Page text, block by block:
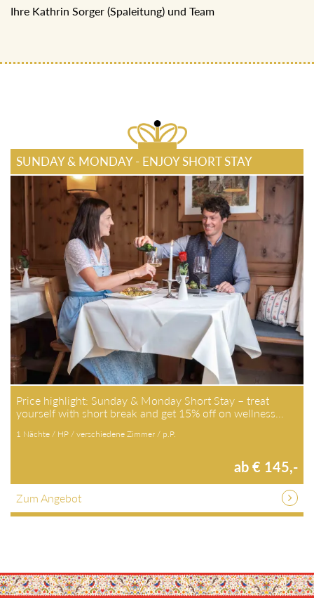
Ihre Kathrin Sorger (Spaleitung) und Team
SUNDAY & MONDAY - ENJOY SHORT STAY
Price highlight: Sunday & Monday Short Stay – treat
yourself with short break and get 15% off on wellness…
1 Nächte / HP / verschiedene Zimmer / p.P.
ab € 145,-
Zum Angebot